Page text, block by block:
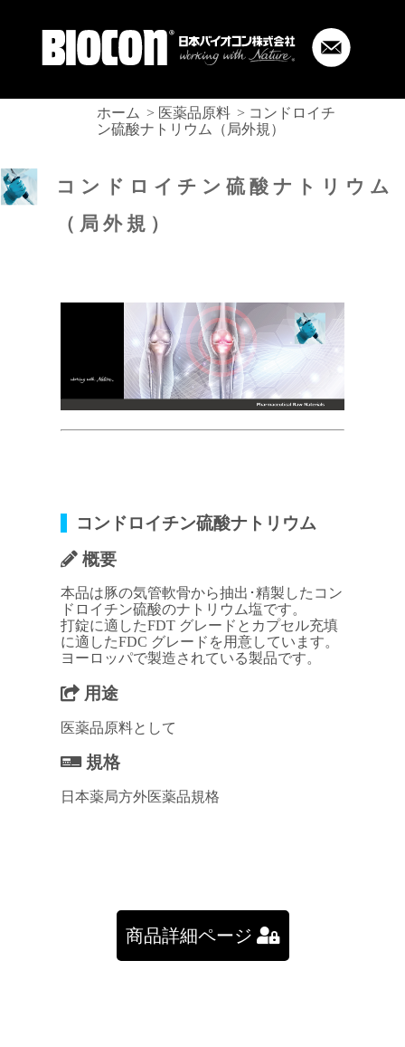
ホーム 医薬品原料
コンドロイチ
ン硫酸ナトリウム（局外規）
コンドロイチン硫酸ナトリウム
（局外規）
コンドロイチン硫酸ナトリウム
概要
本品は豚の気管軟骨から抽出･精製したコン
ドロイチン硫酸のナトリウム塩です。
打錠に適したFDT グレードとカプセル充填
に適したFDC グレードを用意しています。
ヨーロッパで製造されている製品です。
用途
医薬品原料として
規格
日本薬局方外医薬品規格
商品詳細ページ